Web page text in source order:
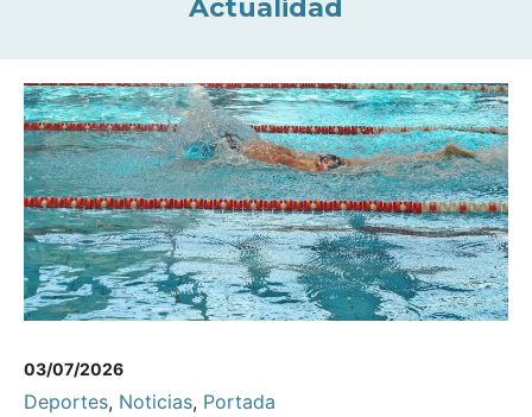
Actualidad
03/07/2026
Deportes, Noticias, Portada